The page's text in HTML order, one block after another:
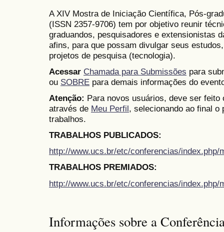
A XIV Mostra de Iniciação Científica, Pós-
(ISSN 2357-9706) tem por objetivo reunir
graduandos, pesquisadores e extensionistas
afins, para que possam divulgar seus
projetos de pesquisa (tecnologia).
Acessar Chamada para Submissões para
ou SOBRE para demais informações do
Atenção: Para novos usuários, deve ser
através de Meu Perfil, selecionando ao final o
trabalhos.
TRABALHOS PUBLICADOS:
http://www.ucs.br/etc/conferencias/
TRABALHOS PREMIADOS:
http://www.ucs.br/etc/conferencias/index.php/
Informações sobre a